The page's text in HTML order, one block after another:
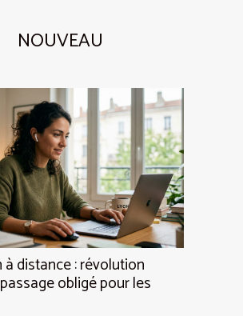
NOUVEAU
distance : révolution
obligé pour les